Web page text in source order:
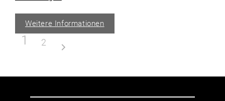
Weitere Informationen
1 2